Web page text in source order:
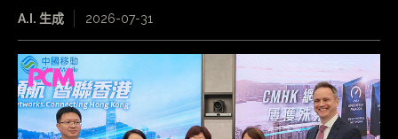
A.I. 生成 2026-07-31